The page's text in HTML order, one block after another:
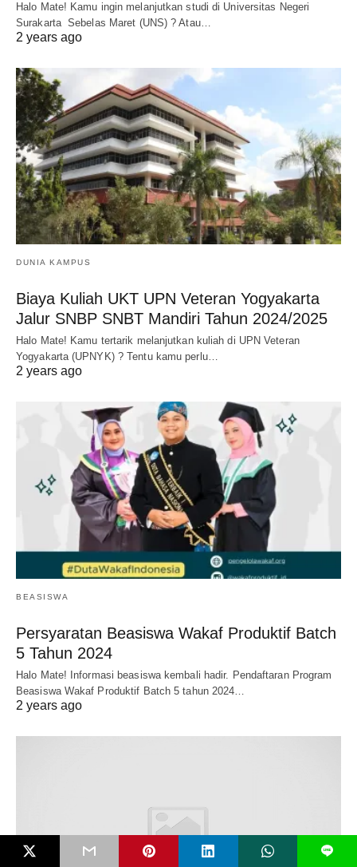
Halo Mate! Kamu ingin melanjutkan studi di Universitas Negeri
Surakarta Sebelas Maret (UNS) ? Atau…
2 years ago
DUNIA KAMPUS
Biaya Kuliah UKT UPN Veteran Yogyakarta
Jalur SNBP SNBT Mandiri Tahun 2024/2025
Halo Mate! Kamu tertarik melanjutkan kuliah di UPN Veteran
Yogyakarta (UPNYK) ? Tentu kamu perlu…
2 years ago
BEASISWA
Persyaratan Beasiswa Wakaf Produktif Batch
5 Tahun 2024
Halo Mate! Informasi beasiswa kembali hadir. Pendaftaran Program
Beasiswa Wakaf Produktif Batch 5 tahun 2024…
2 years ago
L